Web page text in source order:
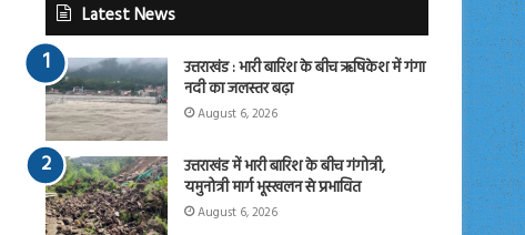
Latest News
उत्तराखंड : भारी बारिश के बीच ऋषिकेश में गंगा
नदी का जलस्तर बढ़ा
August 6, 2026
उत्तराखंड में भारी बारिश के बीच गंगोत्री,
यमुनोत्री मार्ग भूस्खलन से प्रभावित
August 6, 2026